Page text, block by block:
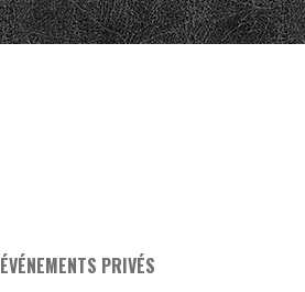
ÉVÉNEMENTS PRIVÉS